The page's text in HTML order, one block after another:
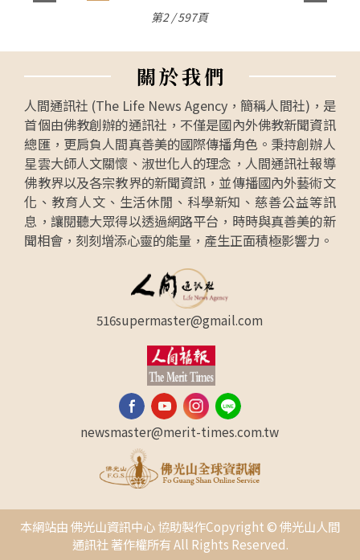
第2 / 597頁
關於我們
人間通訊社 (The Life News Agency，簡稱人間社)，是
首個由佛教創辦的通訊社，不僅是國內外佛教新聞資訊
總匯，更肩負人間真善美的國際傳播角色。秉持創辦人
星雲大師人文關懷、淑世化人的理念，人間通訊社報導
佛教界以及各宗教界的新聞資訊，並傳播國內外藝術文
化、教育人文、生活休閒、科學新知、慈善公益等訊
息，讓閱聽大眾得以透過網路平台，時時與真善美的新
聞相會，刻刻增添心靈的能量，產生正面積極影響力。
516supermaster@gmail.com
newsmaster@merit-times.com.tw
本網站由 佛光山資訊中心 協助製作Copyright © 佛光山人間
通訊社 著作權所有 All Rights Reserved.